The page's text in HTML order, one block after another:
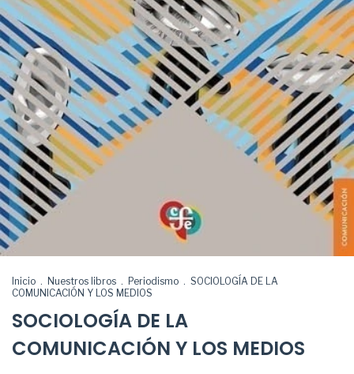
Inicio . Nuestros libros . Periodismo . SOCIOLOGÍA DE LA
COMUNICACIÓN Y LOS MEDIOS
SOCIOLOGÍA DE LA
COMUNICACIÓN Y LOS MEDIOS